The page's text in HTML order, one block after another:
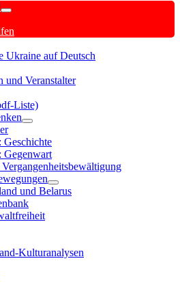
open
menu
Ukraine auf Deutsch
und Veranstalter
Liste)
open
child
menu
Geschichte
Gegenwart
open
child
und Belarus
Kulturanalysen